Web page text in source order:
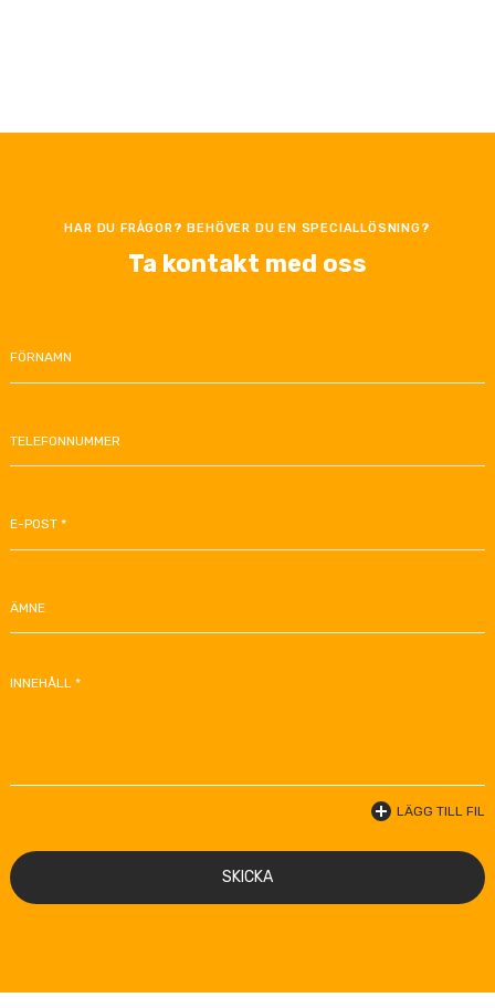
HAR DU FRÅGOR? BEHÖVER DU EN SPECIALLÖSNING?
Ta kontakt med oss
FÖRNAMN
TELEFONNUMMER
E-POST *
ÄMNE
INNEHÅLL *
LÄGG TILL FIL
SKICKA